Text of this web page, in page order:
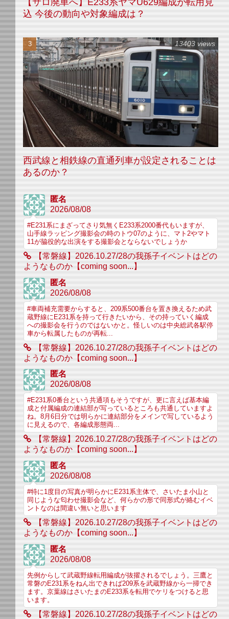
【サロ廃車へ】E233系ヤマU629編成が転用見
込 今後の動向や対象編成は？
西武線と相鉄線の直通列車が設定されることは
あるのか？
13403 views
匿名
2026/08/08
#E231系にまざってさり気無くE233系2000番代もいますが、
山手線ラッピング撮影会の時のトウ07のように、マト2やマト
11が脇役的な出演をする撮影会とならないでしょうか
【常磐線】2026.10.27/28の我孫子イベントはどの
ようなものか【coming soon...】
匿名
2026/08/08
#車両補充需要からすると、209系500番台を置き換えるため武
蔵野線にE231系を持って行きたいから、その持っていく編成
への撮影会を行うのではないかと。怪しいのは中央総武各駅停
車から転属したものが再転...
【常磐線】2026.10.27/28の我孫子イベントはどの
ようなものか【coming soon...】
匿名
2026/08/08
#E231系0番台という共通項もそうですが、更に言えば基本編
成と付属編成の連結部が写っているところも共通していますよ
ね。8月6日分では明らかに連結部分をメインで写しているよう
に見えるので、各編成形態両...
【常磐線】2026.10.27/28の我孫子イベントはどの
ようなものか【coming soon...】
匿名
2026/08/08
#特に1度目の写真が明らかにE231系主体で、さいたま小山と
同じような匂わせ撮影会など、何らかの形で同形式が絡むイベ
ントなのは間違い無いと思います
【常磐線】2026.10.27/28の我孫子イベントはどの
ようなものか【coming soon...】
匿名
2026/08/08
先例からして武蔵野線転用編成が抜擢されるでしょう。三鷹と
常磐のE231系をねん出できれば209系を武蔵野線から一掃でき
ます。京葉線はさいたまのE233系を転用でケリをつけると思
います。
【常磐線】2026.10.27/28の我孫子イベントはどの